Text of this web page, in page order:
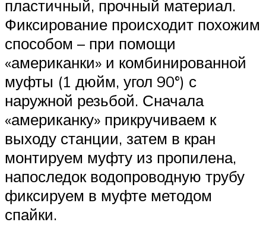
пластичный, прочный материал.
Фиксирование происходит похожим
способом – при помощи
«американки» и комбинированной
муфты (1 дюйм, угол 90°) с
наружной резьбой. Сначала
«американку» прикручиваем к
выходу станции, затем в кран
монтируем муфту из пропилена,
напоследок водопроводную трубу
фиксируем в муфте методом
спайки.